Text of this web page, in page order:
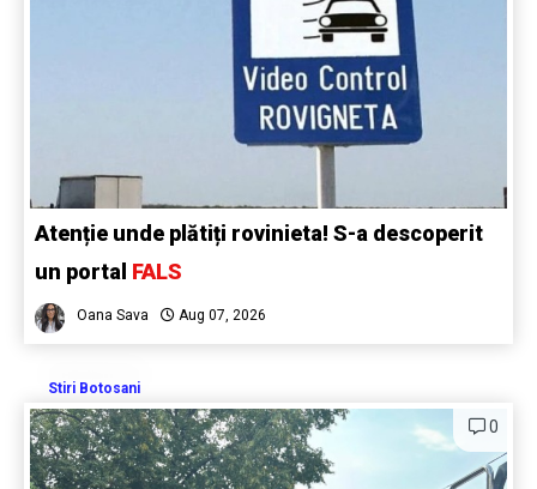
Atenție unde plătiți rovinieta! S-a descoperit
un portal FALS
Oana Sava Aug 07, 2026
Stiri Botosani
0